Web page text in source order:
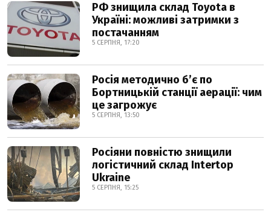
РФ знищила склад Toyota в
Україні: можливі затримки з
постачанням
5 СЕРПНЯ, 17:20
Росія методично б’є по
Бортницькій станції аерації: чим
це загрожує
5 СЕРПНЯ, 13:50
Росіяни повністю знищили
логістичний склад Intertop
Ukraine
5 СЕРПНЯ, 15:25